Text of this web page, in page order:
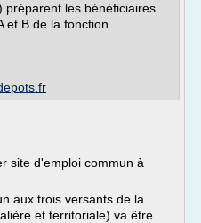
préparent les bénéficiaires
B de la fonction...
site d'emploi commun à
aux trois versants de la
et territoriale) va être